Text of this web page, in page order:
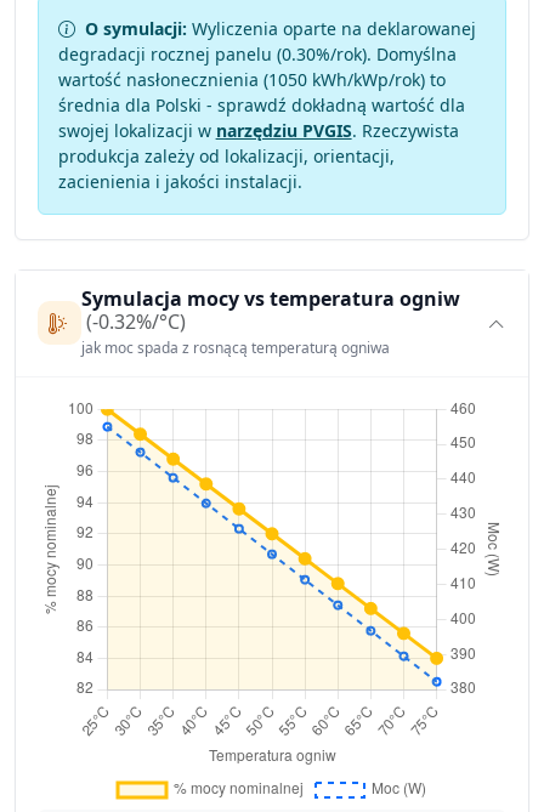
O symulacji: Wyliczenia oparte na deklarowanej
degradacji rocznej panelu (0.30%/rok). Domyślna
wartość nasłonecznienia (1050 kWh/kWp/rok) to
średnia dla Polski - sprawdź dokładną wartość dla
swojej lokalizacji w narzędziu PVGIS. Rzeczywista
produkcja zależy od lokalizacji, orientacji,
zacienienia i jakości instalacji.
Symulacja mocy vs temperatura ogniw
(-0.32%/°C)
jak moc spada z rosnącą temperaturą ogniwa